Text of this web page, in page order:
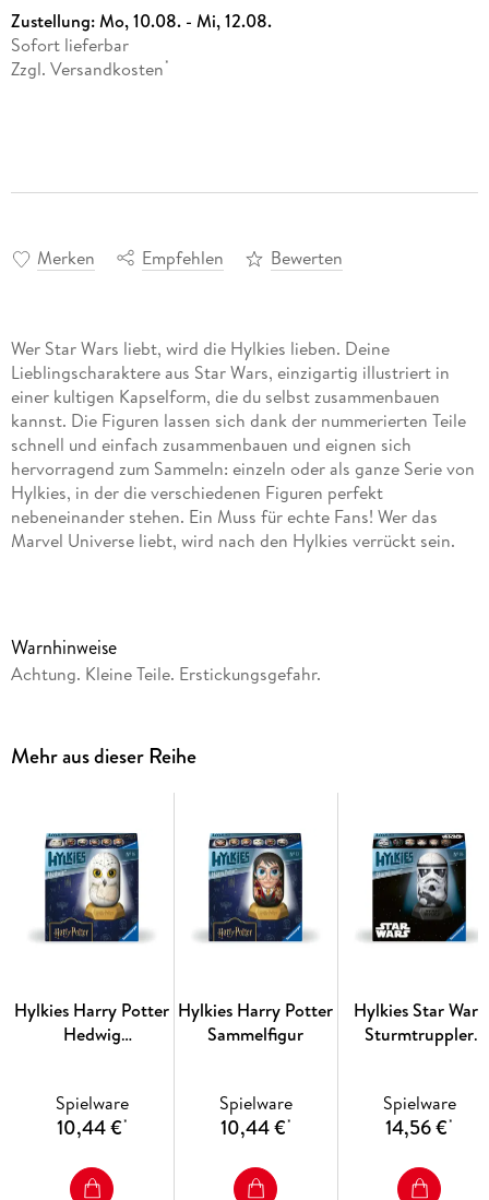
Zustellung:Mo, 10.08. - Mi, 12.08.
Sofort lieferbar
Zzgl. Versandkosten *
Merken Empfehlen Bewerten
Wer Star Wars liebt, wird die Hylkies lieben. Deine
Lieblingscharaktere aus Star Wars, einzigartig illustriert in
einer kultigen Kapselform, die du selbst zusammenbauen
kannst. Die Figuren lassen sich dank der nummerierten Teile
schnell und einfach zusammenbauen und eignen sich
hervorragend zum Sammeln: einzeln oder als ganze Serie von
Hylkies, in der die verschiedenen Figuren perfekt
nebeneinander stehen. Ein Muss für echte Fans! Wer das
Marvel Universe liebt, wird nach den Hylkies verrückt sein.
Teile schnell und einfach zusammenbauen und machen sich
bestens als Sammelstücke im Regal: ob einzeln oder als ganze
Hylkies-Herde, in der sich die unterschiedlichen Figuren
berühmtesten Filmhelden dar: einzigartig illustriert auf einer
auf der Rückseite nummerierten Kunststoff-Teilen in
Puzzleform entsteht in einem intuitiven und entspannenden
kurzen Aufbauprozess einer deiner Lieblings-Helden. Einmal
aufgebaut und auf dem hochwertigen Sockel platziert
machen sich die Hylkies perfekt im Regal, als Blickfänger und
garantierter Gesprächsstoff für wahre Fans. Egal, ob nur eine
Highlight jeder Kollektion. Jeder Figur liegt neben dem
Sockel und den hochwertigen Kunststoff-Teilen, aus denen
Karte bei.
Warnhinweise
Achtung. Kleine Teile. Erstickungsgefahr.
Mehr aus dieser Reihe
Hylkies Harry Potter
Hedwig
Spielware
10,44 €*
Hylkies Harry Potter
Sammelfigur
Spielware
10,44 €*
Hylkies Star Wars
Sturmtruppler
Spielware
14,56 €*